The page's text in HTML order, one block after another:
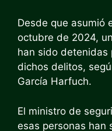
Desde que asumió
octubre de 2024,
han sido detenidas
dichos delitos,
García Harfuch.
El ministro de
esas personas han